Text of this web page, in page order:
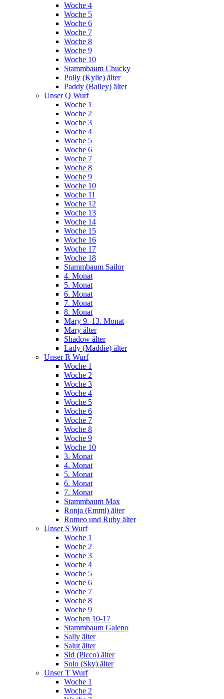
Woche 4
Woche 5
Woche 6
Woche 7
Woche 8
Woche 9
Woche 10
Stammbaum Chucky
Polly (Kylie) älter
Paddy (Bailey) älter
Unser Q Wurf
Woche 1
Woche 2
Woche 3
Woche 4
Woche 5
Woche 6
Woche 7
Woche 8
Woche 9
Woche 10
Woche 11
Woche 12
Woche 13
Woche 14
Woche 15
Woche 16
Woche 17
Woche 18
Stammbaum Sailor
4. Monat
5. Monat
6. Monat
7. Monat
8. Monat
Mary 9.-13. Monat
Mary älter
Shadow älter
Lady (Maddie) älter
Unser R Wurf
Woche 1
Woche 2
Woche 3
Woche 4
Woche 5
Woche 6
Woche 7
Woche 8
Woche 9
Woche 10
3. Monat
4. Monat
5. Monat
6. Monat
7. Monat
Stammbaum Max
Ronja (Emmi) älter
Romeo und Ruby älter
Unser S Wurf
Woche 1
Woche 2
Woche 3
Woche 4
Woche 5
Woche 6
Woche 7
Woche 8
Woche 9
Wochen 10-17
Stammbaum Galeno
Sally älter
Salut älter
Sid (Picco) älter
Solo (Sky) älter
Unser T Wurf
Woche 1
Woche 2